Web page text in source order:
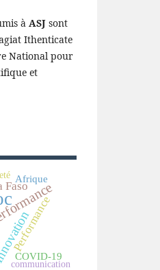
à ASJ sont
Ithenticate
National pour
et
Performance
Faso
Afrique
COVID-19
communication